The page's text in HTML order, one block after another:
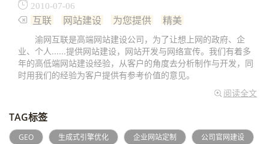
2010-07-06
互联 网站建设 为您提供 精美
渝网互联是高端网站建设公司，为了让想上网的政府、企
业、个人......提供网站建设，网站开发与网络宣传。我们有着多
年的高低端网站建设经验，从客户的角度去分析制作与开发，同
时用我们的经验为客户提供有参考价值的意见。
阅读全文
TAG标签
GEO 生成式引擎优化 企业网站定制
公司官网建设